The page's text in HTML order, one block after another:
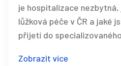
je hospitalizace nezbytná,
lůžková péče v ČR a jaké
přijetí do
Zobrazit více